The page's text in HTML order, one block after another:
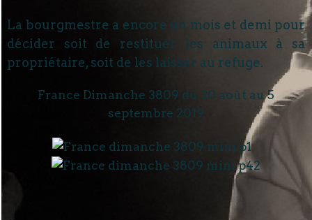
La bourgmestre a encore un mois et demi pour
décider soit de restituer les animaux à sa
propriétaire, soit de les laisser au refuge.
France Dimanche 3809 du 30 août au 5
septembre 2019